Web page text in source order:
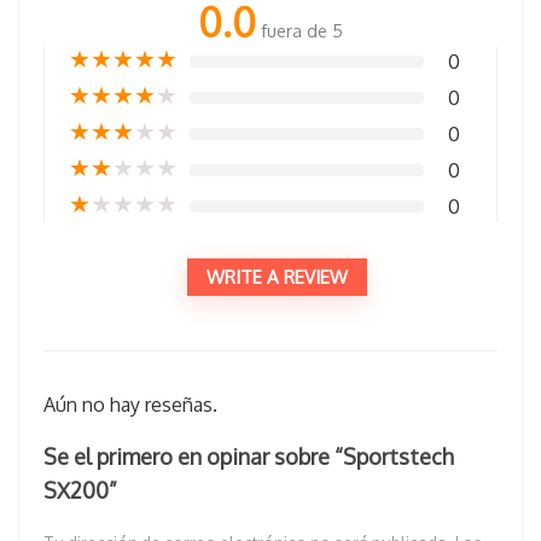
0.0 fuera de 5
★★★★★ 0
★★★★★ 0
★★★★★ 0
★★★★★ 0
★★★★★ 0
WRITE A REVIEW
Aún no hay reseñas.
Se el primero en opinar sobre “Sportstech
SX200”